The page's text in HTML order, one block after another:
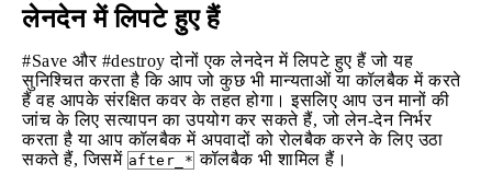
लेनदेन में लिपटे हुए हैं
#Save और #destroy दोनों एक लेनदेन में लिपटे हुए हैं जो यह
सुनिश्चित करता है कि आप जो कुछ भी मान्यताओं या कॉलबैक में करते
हैं वह आपके संरक्षित कवर के तहत होगा। इसलिए आप उन मानों की
जांच के लिए सत्यापन का उपयोग कर सकते हैं, जो लेन-देन निर्भर
करता है या आप कॉलबैक में अपवादों को रोलबैक करने के लिए उठा
सकते हैं, जिसमें after_* कॉलबैक भी शामिल हैं।